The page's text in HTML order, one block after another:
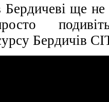
Бердичеві ще
Бердичів